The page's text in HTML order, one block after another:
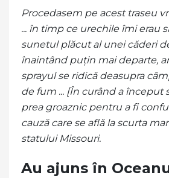
Procedasem pe acest traseu
... în timp ce urechile îmi erau
sunetul plăcut al unei căderi
înaintând puțin mai departe,
sprayul se ridică deasupra
de fum ... [În curând a început
prea groaznic pentru a fi
cauză care se află la scurta
statului Missouri.
Au ajuns în